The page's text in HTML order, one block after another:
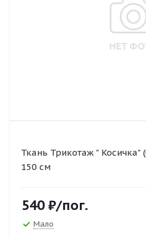
Ткань Трикотаж "
150 см
540 ₽/пог.
Мало